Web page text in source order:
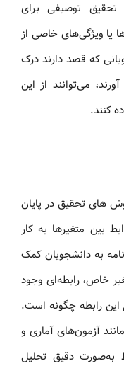
توصیفی برای
یا ویژگی‌های خاصی از
که قصد دارند درک
می‌توانند از این
کنند.
های تحقیق در پایان‌
بین متغیرها به کار
به دانشجویان کمک
خاص، رابطه‌ای وجود
این رابطه چگونه است.
آزمون‌های آماری و
به‌صورت دقیق تحلیل